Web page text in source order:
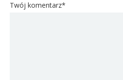
Twój komentarz*